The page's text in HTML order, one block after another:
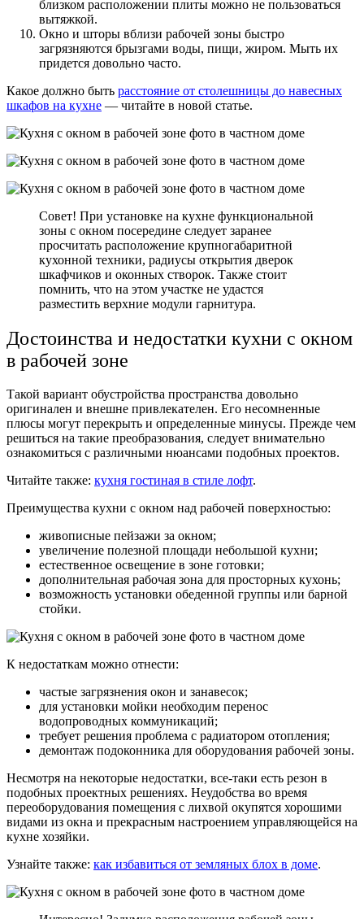
близком расположении плиты можно не пользоваться
вытяжкой.
Окно и шторы вблизи рабочей зоны быстро
загрязняются брызгами воды, пищи, жиром. Мыть их
придется довольно часто.
Какое должно быть расстояние от столешницы до навесных
шкафов на кухне — читайте в новой статье.
Совет! При установке на кухне функциональной
зоны с окном посередине следует заранее
просчитать расположение крупногабаритной
кухонной техники, радиусы открытия дверок
шкафчиков и оконных створок. Также стоит
помнить, что на этом участке не удастся
разместить верхние модули гарнитура.
Достоинства и недостатки кухни с окном
в рабочей зоне
Такой вариант обустройства пространства довольно
оригинален и внешне привлекателен. Его несомненные
плюсы могут перекрыть и определенные минусы. Прежде чем
решиться на такие преобразования, следует внимательно
ознакомиться с различными нюансами подобных проектов.
Читайте также: кухня гостиная в стиле лофт.
Преимущества кухни с окном над рабочей поверхностью:
живописные пейзажи за окном;
увеличение полезной площади небольшой кухни;
естественное освещение в зоне готовки;
дополнительная рабочая зона для просторных кухонь;
возможность установки обеденной группы или барной
стойки.
К недостаткам можно отнести:
частые загрязнения окон и занавесок;
для установки мойки необходим перенос
водопроводных коммуникаций;
требует решения проблема с радиатором отопления;
демонтаж подоконника для оборудования рабочей зоны.
Несмотря на некоторые недостатки, все-таки есть резон в
подобных проектных решениях. Неудобства во время
переоборудования помещения с лихвой окупятся хорошими
видами из окна и прекрасным настроением управляющейся на
кухне хозяйки.
Узнайте также: как избавиться от земляных блох в доме.